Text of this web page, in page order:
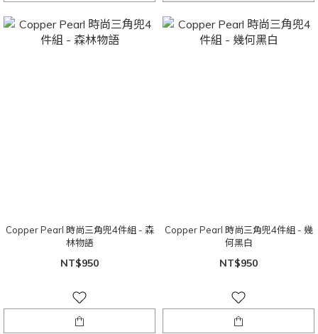
Copper Pearl 時尚三角兜4件組 - 森
林物語
NT$950
Copper Pearl 時尚三角兜4件組 - 幾
何黑白
NT$950